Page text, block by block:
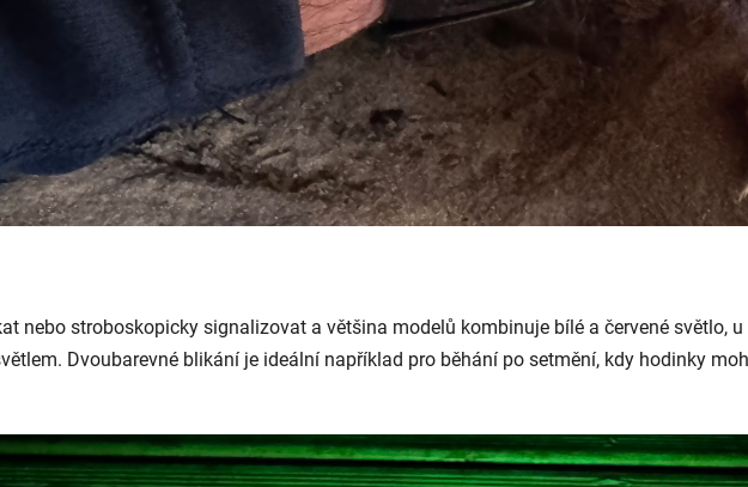
nebo stroboskopicky signalizovat a většina modelů kombinuje bílé a červené světlo,
Dvoubarevné blikání je ideální například pro běhání po setmění, kdy hodinky